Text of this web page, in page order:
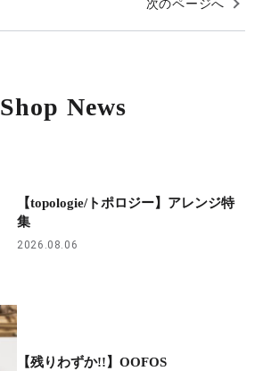
次のページへ
Shop News
【topologie/トポロジー】アレンジ特
集
2026.08.06
【残りわずか!!】OOFOS